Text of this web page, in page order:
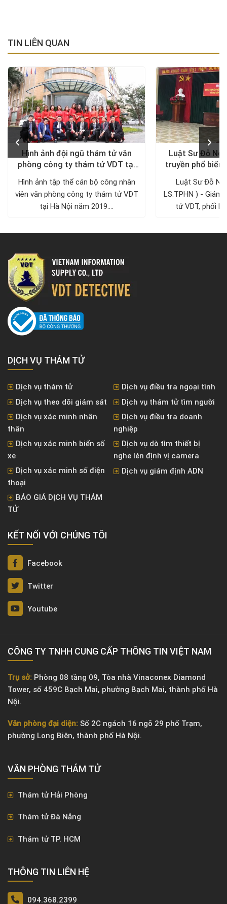
TIN LIÊN QUAN
Hình ảnh đội ngũ thám tử văn
phòng công ty thám tử VDT tại
Hà Nội
Hình ảnh tập thể cán bộ công nhân
viên văn phòng công ty thám tử VDT
tại Hà Nội năm 2019....
Luật Sư Đỗ
truyền phổ biến
giúp
Luật Sư Đỗ
LS.TPHN ) -
tử VDT, phối
DỊCH VỤ THÁM TỬ
Dịch vụ thám tử
Dịch vụ điều tra ngoại tình
Dịch vụ theo dõi giám sát
Dịch vụ thám tử tìm người
Dịch vụ xác minh nhân
thân
Dịch vụ điều tra doanh
nghiệp
Dịch vụ xác minh biển số
xe
Dịch vụ dò tìm thiết bị
nghe lén định vị camera
Dịch vụ xác minh số điện
thoại
Dịch vụ giám định ADN
BÁO GIÁ DỊCH VỤ THÁM
TỬ
KẾT NỐI VỚI CHÚNG TÔI
Facebook
Twitter
Youtube
CÔNG TY TNHH CUNG CẤP THÔNG TIN VIỆT NAM
Trụ sở: Phòng 08 tầng 09, Tòa nhà Vinaconex Diamond
Tower, số 459C Bạch Mai, phường Bạch Mai, thành phố Hà
Nội.
Văn phòng đại diện: Số 2C ngách 16 ngõ 29 phố Trạm,
phường Long Biên, thành phố Hà Nội.
VĂN PHÒNG ​THÁM TỬ
Thám tử Hải Phòng
Thám tử Đà Nẵng
Thám tử TP. HCM
THÔNG TIN LIÊN HỆ
094.368.2399